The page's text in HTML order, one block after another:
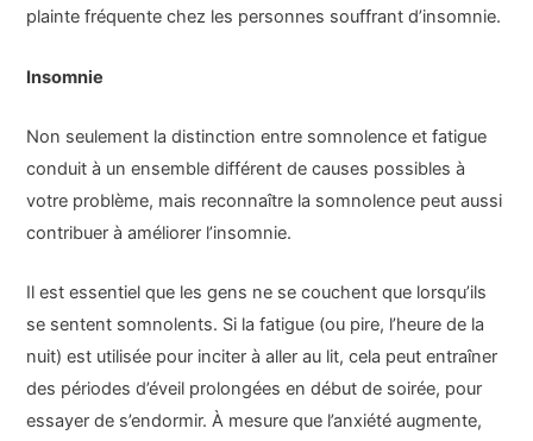
plainte fréquente chez les personnes souffrant d’insomnie.
Insomnie
Non seulement la distinction entre somnolence et fatigue
conduit à un ensemble différent de causes possibles à
votre problème, mais reconnaître la somnolence peut aussi
contribuer à améliorer l’insomnie.
Il est essentiel que les gens ne se couchent que lorsqu’ils
se sentent somnolents. Si la fatigue (ou pire, l’heure de la
nuit) est utilisée pour inciter à aller au lit, cela peut entraîner
des périodes d’éveil prolongées en début de soirée, pour
essayer de s’endormir. À mesure que l’anxiété augmente,